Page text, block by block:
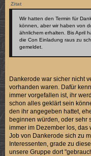
Zitat
Wir hatten den Termin für
können, aber wir haben von
ähnlichem erhalten. Bis April
die Con Einladung raus zu
gemeldet.
Dankerode war sicher nicht
vorhanden waren. Dafür
immer vorgefallen ist, ihr
schon alles geklärt sein
den ihr angegeben hattet,
beginnen würden, oder sehr
immer im Dezember los, das
Job von Dankerode sich zu
Interessenten, grade zu
unsere Gruppe dort